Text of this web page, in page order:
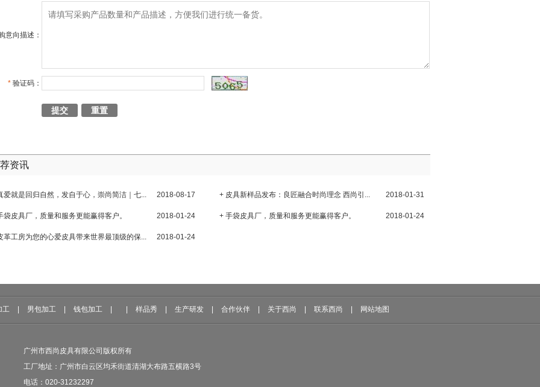
意向描述：
* 验证码：
资讯
2018-08-17
爱就是回归自然，发自于心，崇尚简洁｜七... 2018-01-31
+ 皮具新样品发布：良匠融合时尚理念 西尚引...
2018-01-24
袋皮具厂，质量和服务更能赢得客户。 2018-01-24
+ 手袋皮具厂，质量和服务更能赢得客户。
2018-01-24
革工房为您的心爱皮具带来世界最顶级的保...
工 男包加工 钱包加工 样品秀 生产研发 合作伙伴 关于西尚 联系西尚 网站地图
广州市西尚皮具有限公司版权所有
工厂地址：广州市白云区均禾街道清湖大布路五横路3号
电话：020-31232297